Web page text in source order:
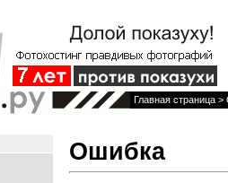
Главная страница >
Ошибка